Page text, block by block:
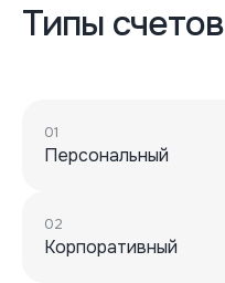
Типы счетов
01
Персональный
02
Корпоративный